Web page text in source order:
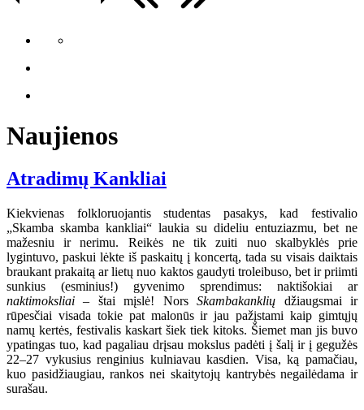
Naujienos
Atradimų Kankliai
Kiekvienas folkloruojantis studentas pasakys, kad festivalio
„Skamba skamba kankliai“ laukia su dideliu entuziazmu, bet ne
mažesniu ir nerimu. Reikės ne tik zuiti nuo skalbyklės prie
lygintuvo, paskui lėkte iš paskaitų į koncertą, tada su visais daiktais
braukant prakaitą ar lietų nuo kaktos gaudyti troleibuso, bet ir priimti
sunkius (esminius!) gyvenimo sprendimus: naktišokiai ar
naktimoksliai– štai mįslė! NorsSkambakanklių džiaugsmai ir
rūpesčiai visada tokie pat malonūs ir jau pažįstami kaip gimtųjų
namų kertės, festivalis kaskart šiek tiek kitoks. Šiemet man jis buvo
ypatingas tuo, kad pagaliau drįsau mokslus padėti į šalį ir į gegužės
22–27 vykusius renginius kulniavau kasdien. Visa, ką pamačiau,
kuo pasidžiaugiau, rankos nei skaitytojų kantrybės negailėdama ir
surašau.